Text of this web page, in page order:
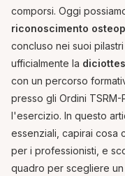
comporsi. Oggi
riconoscimento
concluso nei suoi
ufficialmente la
con un percorso
presso gli Ordini
l'esercizio. In questo
essenziali, capirai cosa
per i professionisti, e
quadro per scegliere